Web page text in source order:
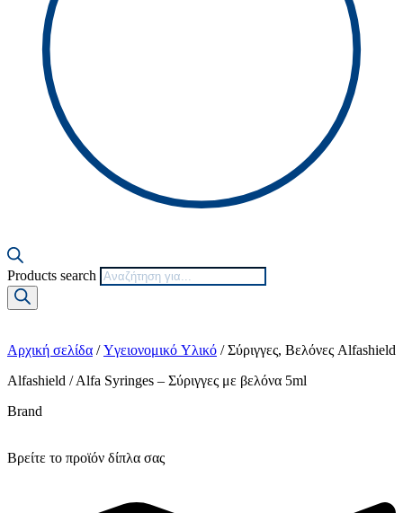
Products search
Αρχική σελίδα /Yγειονομικό Yλικό / Σύριγγες, Βελόνες Alfashield
Alfashield / Alfa Syringes – Σύριγγες με βελόνα 5ml
Brand
Βρείτε το προϊόν δίπλα σας